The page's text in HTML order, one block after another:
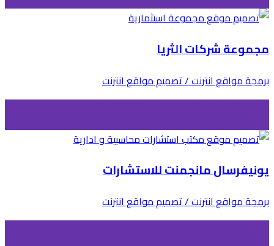
مجموعة شركات الثريا
برمجة مواقع انترنت / تصميم مواقع انترنت
يونيفرسال مانجمنت للاستشارات
برمجة مواقع انترنت / تصميم مواقع انترنت